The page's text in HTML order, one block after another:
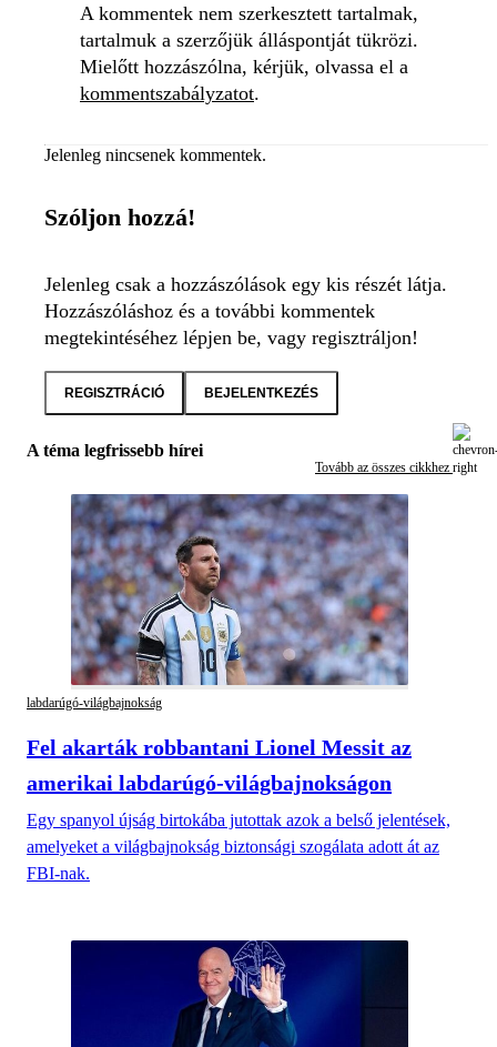
A kommentek nem szerkesztett tartalmak,
tartalmuk a szerzőjük álláspontját tükrözi.
Mielőtt hozzászólna, kérjük, olvassa el a
kommentszabályzatot.
Jelenleg nincsenek kommentek.
Szóljon hozzá!
Jelenleg csak a hozzászólások egy kis részét látja.
Hozzászóláshoz és a további kommentek
megtekintéséhez lépjen be, vagy regisztráljon!
REGISZTRÁCIÓ BEJELENTKEZÉS
A téma legfrissebb hírei
Tovább az összes cikkhez
labdarúgó-világbajnokság
Fel akarták robbantani Lionel Messit az
amerikai labdarúgó-világbajnokságon
Egy spanyol újság birtokába jutottak azok a belső jelentések,
amelyeket a világbajnokság biztonsági szogálata adott át az
FBI-nak.